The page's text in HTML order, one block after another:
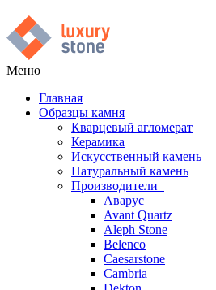
Меню
Главная
Образцы камня
Кварцевый агломерат
Керамика
Искусственный камень
Натуральный камень
Производители
Аварус
Avant Quartz
Aleph Stone
Belenco
Caesarstone
Cambria